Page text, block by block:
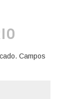
Campos